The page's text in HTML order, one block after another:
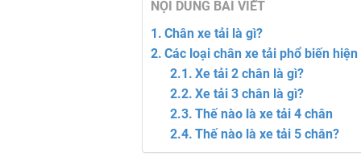
NỘI DUNG BÀI VIẾT
Chân xe tải là gì?
Các loại chân xe tải phổ biến hiện
Xe tải 2 chân là gì?
Xe tải 3 chân là gì?
Thế nào là xe tải 4 chân
Thế nào là xe tải 5 chân?